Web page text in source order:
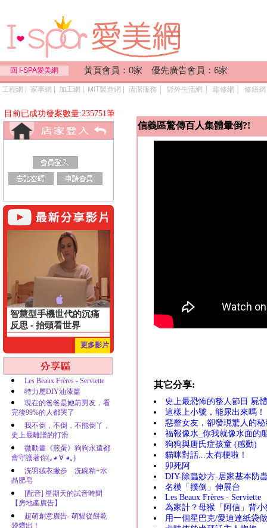
回 I-SPA愛美網 黃頁會員：0家 優先廣告會員：6家
工程網 家事網 加工網 MIT製造網 清潔服務 野外生活網 維修網 修繕網
目前已成功發案數量:235751筆
智慧型手機世代的沉痛
反思 - 抬頭看世界
更多影片
Les Beaux Frères - Serviette
特力屋DIY油漆篇
現在的爸爸是她前男友，看
完後99%的人都哭了
我不倒，不倒，不能倒丫，
史上最離譜的打滑
微動畫《煎蛋》狗狗永遠都
會守護著你(｡◕ ∀ ◕｡)
洗羽絨衣撇步 洗碗精+水
晶肥皂
[配音] 星期天的試音時間
【房地產廣告】
超萌創意廣告- 萌貓從餅乾
信義區驚傳百人集體暈倒?!
其它分享:
史上最恐怖的整人節目 屍
這樣上小號，能尿出來嗎！
惡整女友，卻發現驚人的秘
福報像水_你我就像水面的
狗狗與唐氏症孩童 (感動)
貓咪對話...太有梗啦！
卯死阿
DIY-除蟲妙方-居家基本防
名模「撲倒」伸展台
Les Beaux Frères - Serviette
為家計？母猴「阿信」背
用一個星巴克/愛迪達紙袋